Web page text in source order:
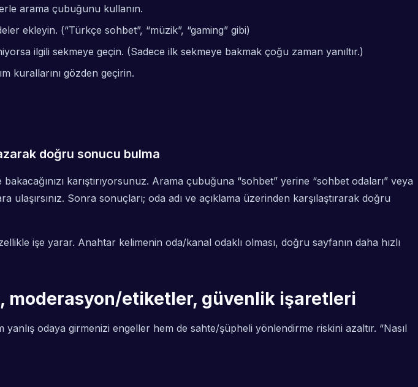
arama çubuğunu kullanın.
ekleyin. (“Türkçe sohbet”, “müzik”, “gaming” gibi)
ilgili sekmeye geçin. (Sadece ilk sekmeye bakmak çoğu zaman yanıltır.)
kurallarını gözden geçirin.
doğru sonucu bulma
karıştırıyorsunuz. Arama çubuğuna “sohbet” yerine “sohbet odaları” veya
Sonra sonuçları; oda adı ve açıklama üzerinden karşılaştırarak doğru
işe yarar. Anahtar kelimenin oda/kanal odaklı olması, doğru sayfanın daha hızlı
moderasyon/etiketler, güvenlik işaretleri
odaya girmenizi engeller hem de sahte/şüpheli yönlendirme riskini azaltır. “Nasıl